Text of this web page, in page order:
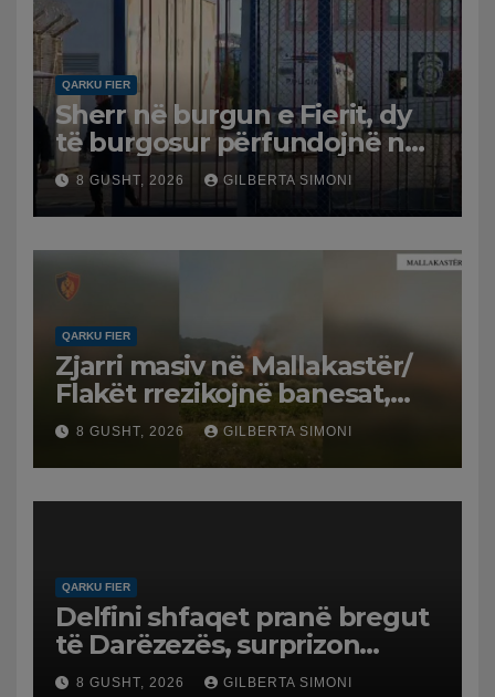
QARKU FIER
Sherr në burgun e Fierit, dy
të burgosur përfundojnë në
spital
8 GUSHT, 2026 GILBERTA SIMONI
QARKU FIER
Zjarri masiv në Mallakastër/
Flakët rrezikojnë banesat,
Policia evakuon disa familje
në Koilac
8 GUSHT, 2026 GILBERTA SIMONI
QARKU FIER
Delfini shfaqet pranë bregut
të Darëzezës, surprizon
pushuesit dhe banorët
8 GUSHT, 2026 GILBERTA SIMONI